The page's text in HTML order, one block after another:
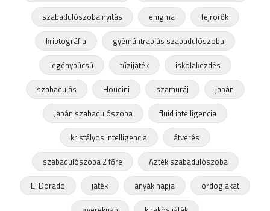
szabadulószoba nyitás
enigma
fejrörők
kriptográfia
gyémántrablás szabadulószoba
legénybúcsú
tűzijáték
iskolakezdés
szabadulás
Houdini szamuráj
japán
Japán szabadulószoba
fluid intelligencia
kristályos intelligencia
átverés
szabadulószoba 2 főre
Azték szabadulószoba
El Dorado
játék anyák napja
ördöglakat